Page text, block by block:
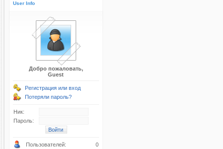
User Info
Добро пожаловать,
Guest
Регистрация или вход
Потеряли пароль?
Ник:
Пароль:
Пользователей: 0